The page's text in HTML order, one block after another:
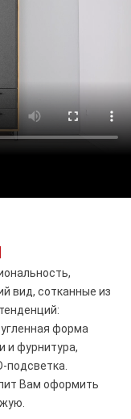
вид, сотканные из
форма
и фурнитура,
подсветка.
Вам оформить